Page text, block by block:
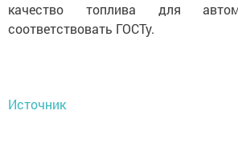
качество топлива для
соответствовать ГОСТу.
Источник